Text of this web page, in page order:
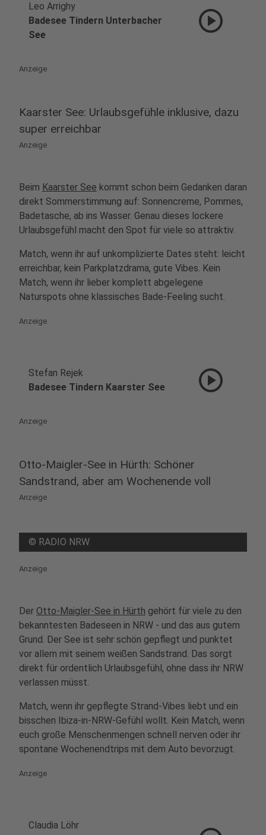
Leo Arrighy
Badesee Tindern Unterbacher
See
play_circle
Anzeige
Kaarster See: Urlaubsgefühle inklusive, dazu
super erreichbar
Anzeige
Beim Kaarster See kommt schon beim Gedanken daran
direkt Sommerstimmung auf: Sonnencreme, Pommes,
Badetasche, ab ins Wasser. Genau dieses lockere
Urlaubsgefühl macht den Spot für viele so attraktiv.
Match, wenn ihr auf unkomplizierte Dates steht: leicht
erreichbar, kein Parkplatzdrama, gute Vibes. Kein
Match, wenn ihr lieber komplett abgelegene
Naturspots ohne klassisches Bade-Feeling sucht.
Anzeige
Stefan Rejek
Badesee Tindern Kaarster See
play_circle
Anzeige
Otto-Maigler-See in Hürth: Schöner
Sandstrand, aber am Wochenende voll
Anzeige
© RADIO NRW
Anzeige
Der Otto-Maigler-See in Hürth gehört für viele zu den
bekanntesten Badeseen in NRW - und das aus gutem
Grund. Der See ist sehr schön gepflegt und punktet
vor allem mit seinem weißen Sandstrand. Das sorgt
direkt für ordentlich Urlaubsgefühl, ohne dass ihr NRW
verlassen müsst.
Match, wenn ihr gepflegte Strand-Vibes liebt und ein
bisschen Ibiza-in-NRW-Gefühl wollt. Kein Match, wenn
euch große Menschenmengen schnell nerven oder ihr
spontane Wochenendtrips mit dem Auto bevorzugt.
Anzeige
Claudia Löhr